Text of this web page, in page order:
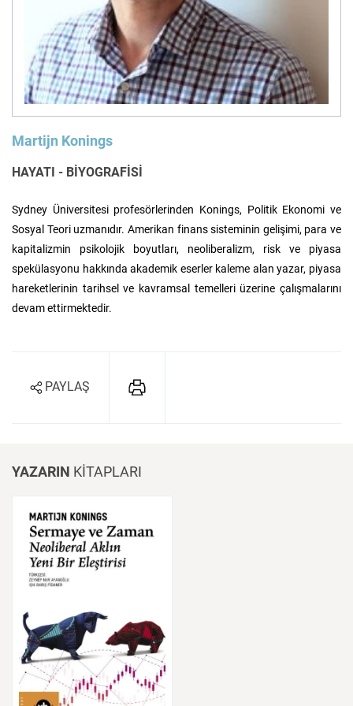
Felsefe
İnsan ve Toplum Çocuk Kitaplığı
Klasik Bilim
Martijn Konings
HAYATI - BİYOGRAFİSİ
Sydney Üniversitesi profesörlerinden Konings, Politik Ekonomi ve
Sosyal Teori uzmanıdır. Amerikan finans sisteminin gelişimi, para ve
kapitalizmin psikolojik boyutları, neoliberalizm, risk ve piyasa
spekülasyonu hakkında akademik eserler kaleme alan yazar, piyasa
hareketlerinin tarihsel ve kavramsal temelleri üzerine çalışmalarını
devam ettirmektedir.
PAYLAŞ
YAZARIN KİTAPLARI